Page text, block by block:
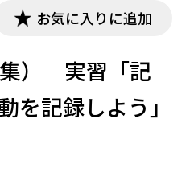
お気に入りに追加
集） 実習「記
を記録しよう」